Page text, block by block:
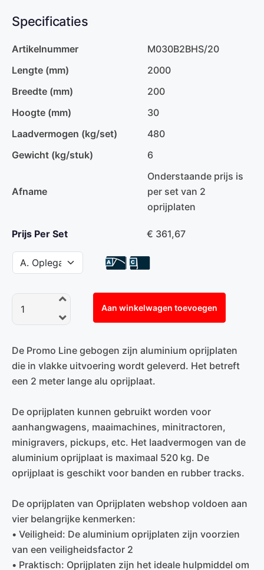
Specificaties
Artikelnummer
M030B2BHS/20
Lengte (mm)
2000
Breedte (mm)
200
Hoogte (mm)
30
Laadvermogen (kg/set)
480
Gewicht (kg/stuk)
6
Afname
Onderstaande prijs is
per set van 2
oprijplaten
Prijs Per Set € 361,67
Aan winkelwagen toevoegen
De Promo Line gebogen zijn aluminium oprijplaten
die in vlakke uitvoering wordt geleverd. Het betreft
een 2 meter lange alu oprijplaat.
De oprijplaten kunnen gebruikt worden voor
aanhangwagens, maaimachines, minitractoren,
minigravers, pickups, etc. Het laadvermogen van de
aluminium oprijplaat is maximaal 520 kg. De
oprijplaat is geschikt voor banden en rubber tracks.
De oprijplaten van Oprijplaten webshop voldoen aan
vier belangrijke kenmerken:
• Veiligheid: De aluminium oprijplaten zijn voorzien
van een veiligheidsfactor 2
• Praktisch: Oprijplaten zijn het ideale hulpmiddel om